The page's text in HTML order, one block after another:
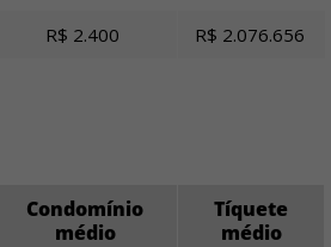
R$ 2.400 R$ 2.076.656
Condomínio
médio
Tíquete
médio